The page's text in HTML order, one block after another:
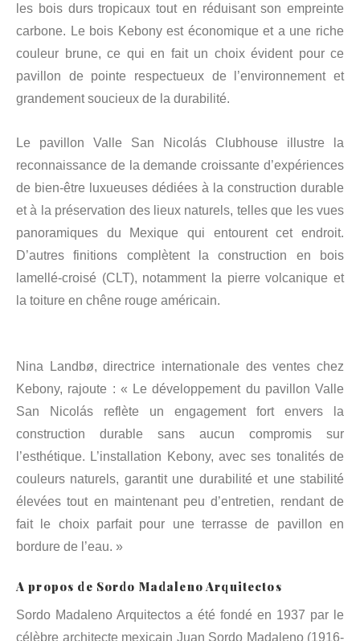
les bois durs tropicaux tout en réduisant son empreinte
carbone. Le bois Kebony est économique et a une riche
couleur brune, ce qui en fait un choix évident pour ce
pavillon de pointe respectueux de l’environnement et
grandement soucieux de la durabilité.
Le pavillon Valle San Nicolás Clubhouse illustre la
reconnaissance de la demande croissante d’expériences
de bien-être luxueuses dédiées à la construction durable
et à la préservation des lieux naturels, telles que les vues
panoramiques du Mexique qui entourent cet endroit.
D’autres finitions complètent la construction en bois
lamellé-croisé (CLT), notamment la pierre volcanique et
la toiture en chêne rouge américain.
Nina Landbø, directrice internationale des ventes chez
Kebony, rajoute : « Le développement du pavillon Valle
San Nicolás reflète un engagement fort envers la
construction durable sans aucun compromis sur
l’esthétique. L’installation Kebony, avec ses tonalités de
couleurs naturels, garantit une durabilité et une stabilité
élevées tout en maintenant peu d’entretien, rendant de
fait le choix parfait pour une terrasse de pavillon en
bordure de l’eau. »
A propos de Sordo Madaleno Arquitectos
Sordo Madaleno Arquitectos a été fondé en 1937 par le
célèbre architecte mexicain Juan Sordo Madaleno (1916-